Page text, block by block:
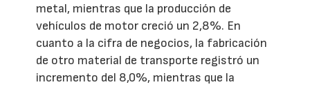
metal, mientras que la producción de
vehículos de motor creció un 2,8%. En
cuanto a la cifra de negocios, la fabricación
de otro material de transporte registró un
incremento del 8,0%, mientras que la